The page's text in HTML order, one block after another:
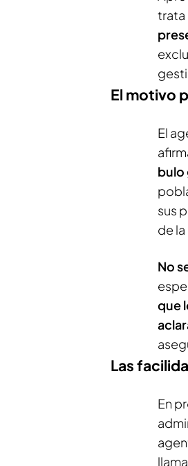
trata
El motivo
El
bulo
sus
de
No
que
Las
En